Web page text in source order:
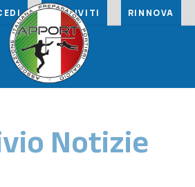
ISCRIVITI RINNOVA
Notizie